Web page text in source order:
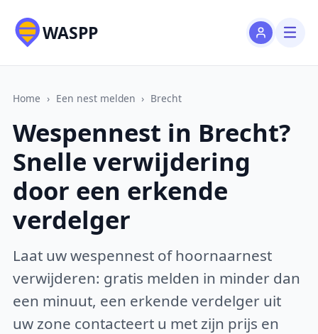
WASPP
Home › Een nest melden › Brecht
Wespennest in Brecht?
Snelle verwijdering
door een erkende
verdelger
Laat uw wespennest of hoornaarnest
verwijderen: gratis melden in minder dan
een minuut, een erkende verdelger uit
uw zone contacteert u met zijn prijs en